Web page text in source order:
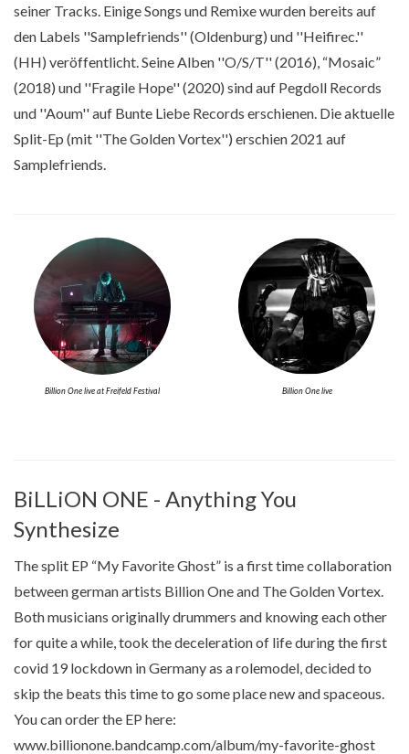
seiner Tracks. Einige Songs und Remixe wurden bereits auf
den Labels ''Samplefriends'' (Oldenburg) und ''Heifirec.''
(HH) veröffentlicht. Seine Alben ''O/S/T'' (2016), “Mosaic”
(2018) und ''Fragile Hope'' (2020) sind auf Pegdoll Records
und ''Aoum'' auf Bunte Liebe Records erschienen. Die aktuelle
Split-Ep (mit ''The Golden Vortex'') erschien 2021 auf
Samplefriends.
Billion One live at Freifeld Festival Billion One live
BiLLiON ONE - Anything You
Synthesize
The split EP “My Favorite Ghost” is a first time collaboration
between german artists Billion One and The Golden Vortex.
Both musicians originally drummers and knowing each other
for quite a while, took the deceleration of life during the first
covid 19 lockdown in Germany as a rolemodel, decided to
skip the beats this time to go some place new and spaceous.
You can order the EP here:
www.billionone.bandcamp.com/album/my-favorite-ghost